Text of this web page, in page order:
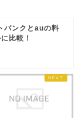
バンクとauの料
比較！